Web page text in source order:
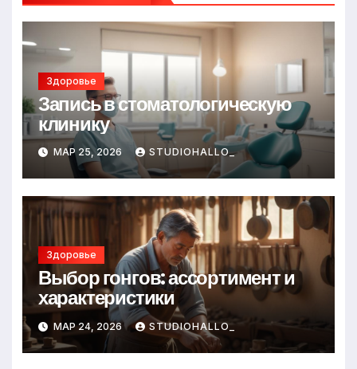
Здоровье
Запись в стоматологическую
клинику
МАР 25, 2026 STUDIOHALLO_
Здоровье
Выбор гонгов: ассортимент и
характеристики
МАР 24, 2026 STUDIOHALLO_